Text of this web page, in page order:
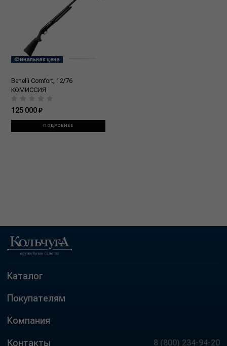
Финальная цена
Benelli Comfort, 12/76
КОМИССИЯ
125 000 ₽
ПОДРОБНЕЕ
Каталог
Покупателям
Компания
Контакты 8 (800) 234-94-20